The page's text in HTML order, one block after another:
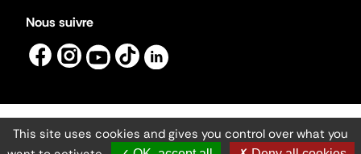
Nous suivre
Mentions légales
Gestion des cookies
This site uses cookies and gives you control over what you